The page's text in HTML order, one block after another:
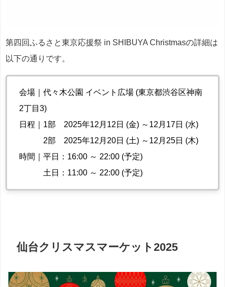
第四回ふるさと東京応援祭 in SHIBUYA Christmasの詳細は
以下の通りです。
会場｜代々木公園 イベント広場 (東京都渋谷区神南
2丁目3)
日程｜1部 2025年12月12日 (金) ～12月17日 (水)
2部 2025年12月20日 (土) ～12月25日 (木)
時間｜平日：16:00 ～ 22:00 (予定)
土日：11:00 ～ 22:00 (予定)
仙台クリスマスマーケット2025